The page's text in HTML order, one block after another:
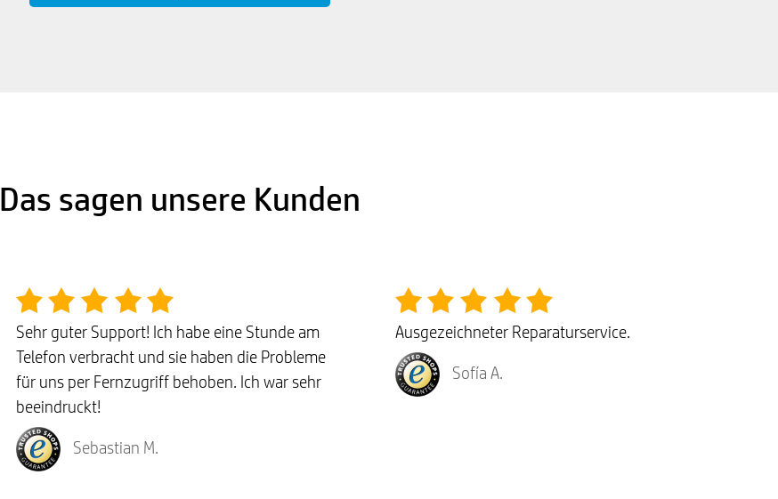
Das sagen unsere Kunden
Sehr guter Support! Ich habe eine Stunde am
Telefon verbracht und sie haben die Probleme
für uns per Fernzugriff behoben. Ich war sehr
beeindruckt!
Sebastian M.
Ausgezeichneter Reparaturservice.
Sofía A.